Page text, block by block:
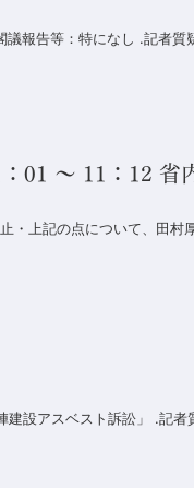
報告等：特になし .記者質
01 ～ 11：12 省
・上記の点について、田村
設アスベスト訴訟」 .記者